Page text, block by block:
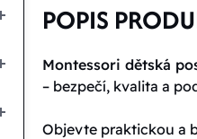
POPIS
Montessori dětská
– bezpečí, kvalita a
Objevte praktickou a